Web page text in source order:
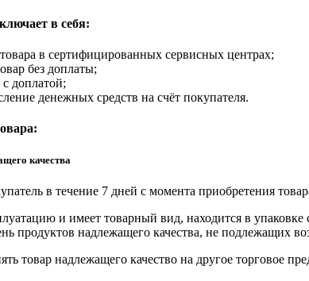
в себя:
в сертифицированных сервисных центрах;
без доплаты;
доплатой;
денежных средств на счёт покупателя.
качества
в течение 7 дней с момента приобретения
и имеет товарный вид, находится в
продуктов надлежащего качества, не подлежащих
товар надлежащего качество на другое торговое